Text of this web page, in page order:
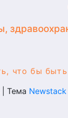
что бы
Тема Newstack